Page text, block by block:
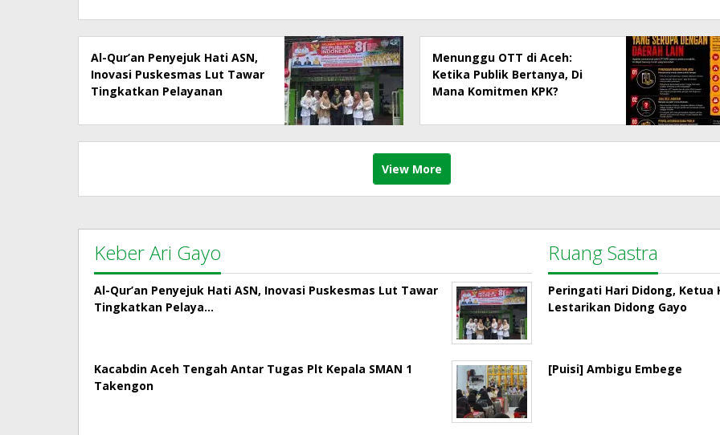
Al-Qur’an Penyejuk Hati ASN,
Inovasi Puskesmas Lut Tawar
Tingkatkan Pelayanan
Menunggu OTT di Aceh:
Ketika Publik Bertanya, Di
Mana Komitmen KPK?
View More
Keber Ari Gayo
Al-Qur’an Penyejuk Hati ASN, Inovasi Puskesmas Lut Tawar
Tingkatkan Pelaya…
Kacabdin Aceh Tengah Antar Tugas Plt Kepala SMAN 1
Takengon
Ruang Sastra
Peringati Hari Didong, Ketua
Lestarikan Didong Gayo
[Puisi] Ambigu Embege